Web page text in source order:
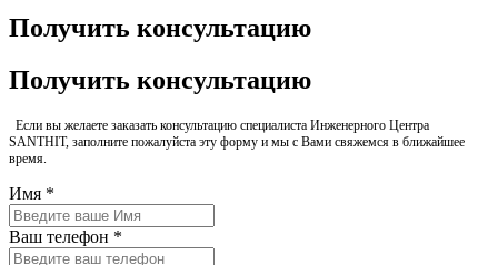
Получить консультацию
Получить консультацию
Если вы желаете заказать консультацию специалиста Инженерного Центра
SANTHIT, заполните пожалуйста эту форму и мы с Вами свяжемся в ближайшее
время.
Имя *
Ваш телефон *